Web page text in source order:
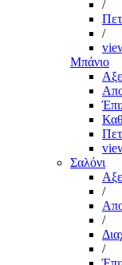
/
/
Μπάνιο
Σαλόνι
/
/
/